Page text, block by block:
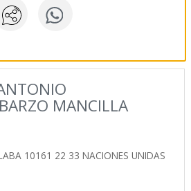
MANCILLA
10161 22 33 NACIONES UNIDAS